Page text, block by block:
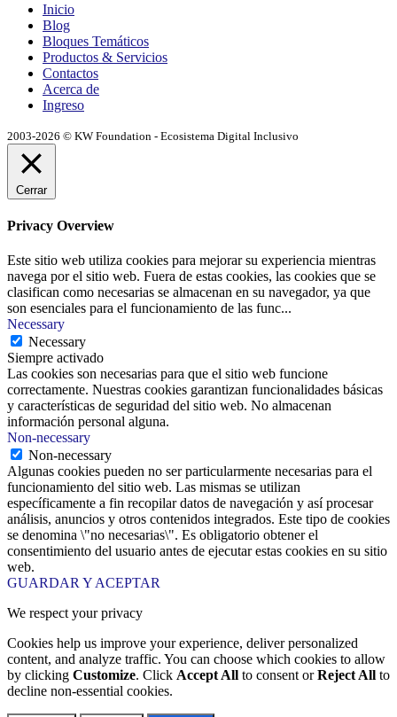
Inicio
Blog
Bloques Temáticos
Productos & Servicios
Contactos
Acerca de
Ingreso
2003-2026 © KW Foundation - Ecosistema Digital Inclusivo
Cerrar
Privacy Overview
Este sitio web utiliza cookies para mejorar su experiencia mientras
navega por el sitio web. Fuera de estas cookies, las cookies que se
clasifican como necesarias se almacenan en su navegador, ya que
son esenciales para el funcionamiento de las func...
Necessary
Necessary
Siempre activado
Las cookies son necesarias para que el sitio web funcione
correctamente. Nuestras cookies garantizan funcionalidades básicas
y características de seguridad del sitio web. No almacenan
información personal alguna.
Non-necessary
Non-necessary
Algunas cookies pueden no ser particularmente necesarias para el
funcionamiento del sitio web. Las mismas se utilizan
específicamente a fin recopilar datos de navegación y así procesar
análisis, anuncios y otros contenidos integrados. Este tipo de cookies
se denomina \"no necesarias\". Es obligatorio obtener el
consentimiento del usuario antes de ejecutar estas cookies en su sitio
web.
GUARDAR Y ACEPTAR
We respect your privacy
Cookies help us improve your experience, deliver personalized
content, and analyze traffic. You can choose which cookies to allow
by clicking Customize. Click Accept All to consent orReject All to
decline non-essential cookies.